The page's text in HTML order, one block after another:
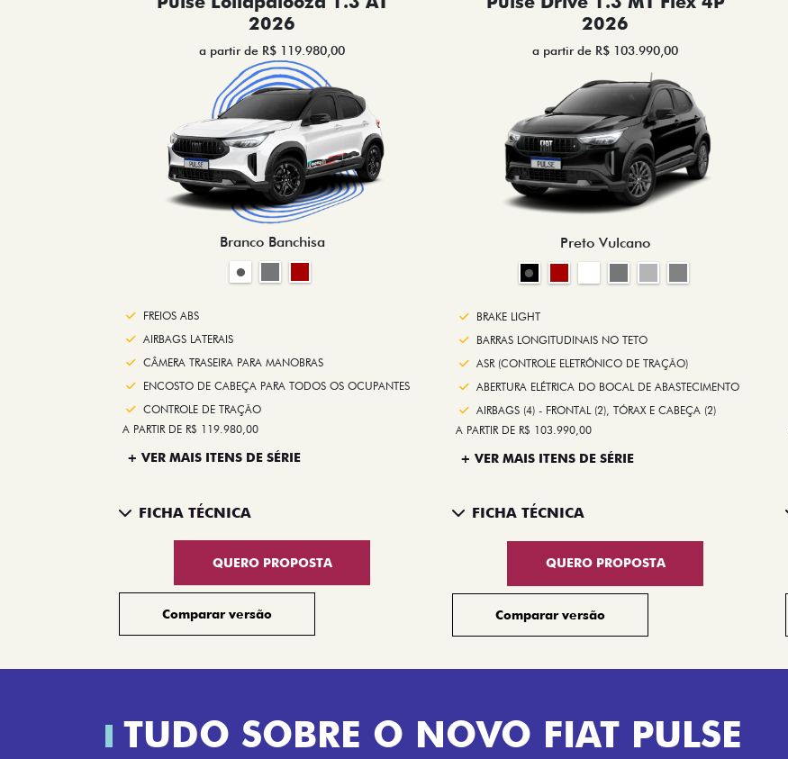
2026
a partir de R$ 119.980,00
Branco Banchisa
FREIOS ABS
AIRBAGS LATERAIS
CÂMERA TRASEIRA PARA MANOBRAS
ENCOSTO DE CABEÇA PARA TODOS OS OCUPANTES
CONTROLE DE TRAÇÃO
A PARTIR DE R$ 119.980,00
+ VER MAIS ITENS DE SÉRIE
FICHA TÉCNICA
QUERO PROPOSTA
Comparar versão
2026
a partir de R$ 103.990,00
Preto Vulcano
BRAKE LIGHT
BARRAS LONGITUDINAIS NO TETO
ASR (CONTROLE ELETRÔNICO DE TRAÇÃO)
ABERTURA ELÉTRICA DO BOCAL DE ABASTECIMENTO
AIRBAGS (4) - FRONTAL (2), TÓRAX E CABEÇA (2)
A PARTIR DE R$ 103.990,00
+ VER MAIS ITENS DE SÉRIE
FICHA TÉCNICA
QUERO PROPOSTA
Comparar versão
TUDO SOBRE O NOVO FIAT PULSE